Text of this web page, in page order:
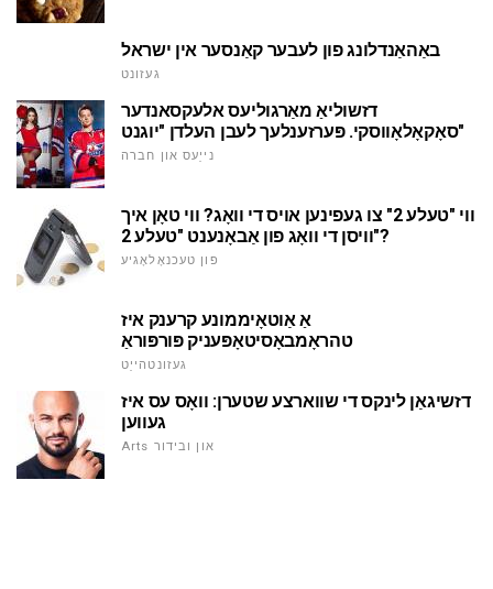
באַהאַנדלונג פון לעבער קאַנסער אין ישראל
געזונט
דזשוליאַ מאַרגוליעס אלעקסאנדער
סאָקאָלאָווסקי. פּערזענלעך לעבן העלדן "יוגנט"
נייַעס און חברה
ווי "טעלע 2" צו געפינען אויס די וואָג? ווי טאָן איך
וויסן די וואָג פון אַבאָנענט "טעלע 2"?
פון טעכנאָלאָגיע
אַ אַוטאָיממונע קרענק איז
טהראָמבאָסיטאָפּעניק פּורפּוראַ
געזונטהייַט
דזשיגאַן לינקס די שווארצע שטערן: וואָס עס איז
געווען
Arts און ובידור